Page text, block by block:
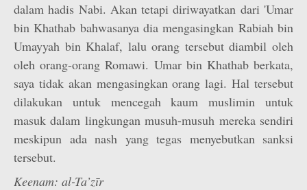
dalam hadis Nabi. Akan tetapi diriwayatkan dari 'Umar
bin Khathab bahwasanya dia mengasingkan Rabiah bin
Umayyah bin Khalaf, lalu orang tersebut diambil oleh
oleh orang-orang Romawi. Umar bin Khathab berkata,
saya tidak akan mengasingkan orang lagi. Hal tersebut
dilakukan untuk mencegah kaum muslimin untuk
masuk dalam lingkungan musuh-musuh mereka sendiri
meskipun ada nash yang tegas menyebutkan sanksi
tersebut.
Keenam: al-Ta’zīr